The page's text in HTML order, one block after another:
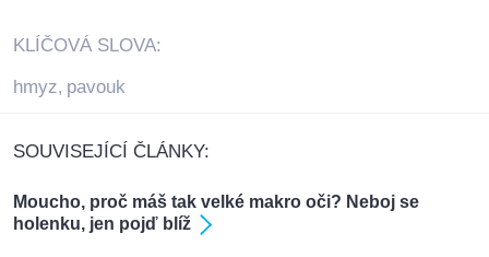
KLÍČOVÁ SLOVA:
hmyz, pavouk
SOUVISEJÍCÍ ČLÁNKY:
Moucho, proč máš tak velké makro oči? Neboj se
holenku, jen pojď blíž